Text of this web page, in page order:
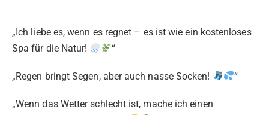
„Ich liebe es, wenn es regnet – es ist wie ein kostenloses
Spa für die Natur!
“
„Regen bringt Segen, aber auch nasse Socken! “
„Wenn das Wetter schlecht ist, mache ich einen